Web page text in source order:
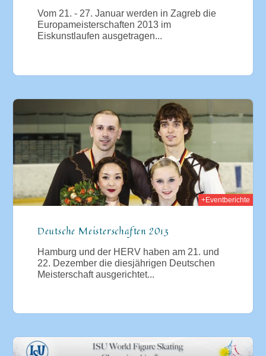
Vom 21. - 27. Januar werden in Zagreb die
Europameisterschaften 2013 im
Eiskunstlaufen ausgetragen...
+Eventberichte
Deutsche Meisterschaften 2013
Hamburg und der HERV haben am 21. und
22. Dezember die diesjährigen Deutschen
Meisterschaft ausgerichtet...